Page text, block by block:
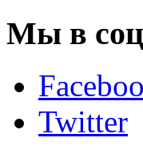
Мы в
Twitter